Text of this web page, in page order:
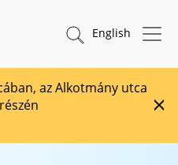
Keresés indítása
English
az Alkotmány utca